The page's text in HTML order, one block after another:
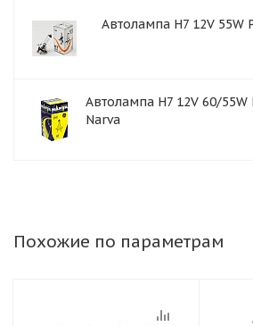
Автолампа H7 12V 55W
Автолампа H7 12V 60/55W
Narva
Похожие по параметрам